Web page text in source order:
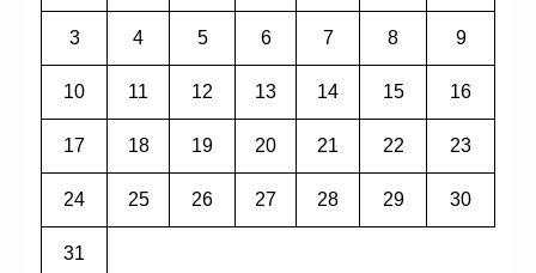
3 4 5 6 7 8 9
10 11 12 13 14 15 16
17 18 19 20 21 22 23
24 25 26 27 28 29 30
31